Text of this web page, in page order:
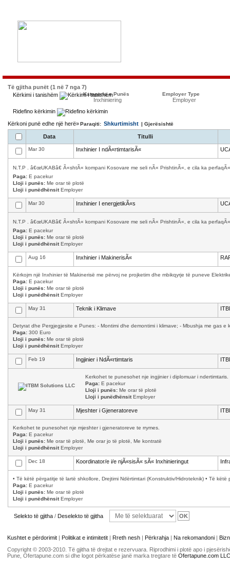
Të gjitha punët (1 në 7 nga 7)
Kërkimi i tanishëm
Kategoria e Punës
Inxhiniering
Employer Type
Employer
Ridefino kërkimin
Kërkoni punë edhe një herë»Paraqiti: Shkurtimisht | Gjerësishtë
Data Titulli
Mar 30 Inxhinier I ndÃ«rtimtarisÃ«
N.T.P . â€œUKABâ€ Ã«shtÃ« kompani Kosovare me seli nÃ« PrishtinÃ«, e cila ka
Paga: E pacekur
Lloji i punës: Me orar të plotë
Lloji i punëdhënsitEmployer
Mar 30 Inxhinier I energjetikÃ«s
N.T.P . â€œUKABâ€ Ã«shtÃ« kompani Kosovare me seli nÃ« PrishtinÃ«, e cila ka
Paga: E pacekur
Lloji i punës: Me orar të plotë
Lloji i punëdhënsitEmployer
Aug 16 Inxhinier i MakinerisÃ«
Kërkojm një Inxhinier të Makinerisë me përvoj ne projketim dhe mbikqyrje të puneve
Paga: E pacekur
Lloji i punës: Me orar të plotë
Lloji i punëdhënsitEmployer
May 31 Teknik i Klimave
Detyrat dhe Pergjegjesite e Punes: - Montimi dhe demontimi i klimave; - Mbushja me gas e
Paga: 300 Euro
Lloji i punës: Me orar të plotë
Lloji i punëdhënsitEmployer
Feb 19 Ingjinier i NdÃ«rtimtaris
Kerkohet te punesohet nje ingjinier i diplomuar i ndertimtaris.
Paga: E pacekur
Lloji i punës: Me orar të plotë
Lloji i punëdhënsitEmployer
May 31 Mjeshter i Gjeneratoreve
Kerkohet te punesohet nje mjeshter i gjeneratoreve te rrymes.
Paga: E pacekur
Lloji i punës: Me orar të plotë, Me orar jo të plotë, Me kontratë
Lloji i punëdhënsitEmployer
Dec 18 Koordinator/e i/e njÃ«sisÃ« sÃ« Inxhinieringut
• Të këtë përgatitje të lartë shkollore, Drejtimi Ndërtimtari (Konstruktiv/Hidroteknik) • Të
Paga: E pacekur
Lloji i punës: Me orar të plotë
Lloji i punëdhënsitEmployer
Selekto të gjitha / Deselekto të gjitha
Kushtet e përdorimit | Politikat e intimitetit | Rreth nesh | Përkrahja | Na rekomandoni |
Copyright © 2003-2010. Të gjitha të drejtat e rezervuara. Riprodhimi i plotë apo i
Pune, Ofertapune.com si dhe logot përkatëse janë marka tregtare të Ofertapune.com LLC